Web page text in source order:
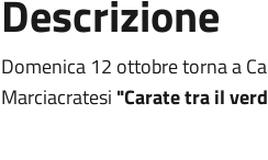
Descrizione
Domenica 12 ottobre torna a
Marciacratesi "Carate tra il